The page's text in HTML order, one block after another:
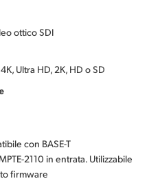
ottico SDI
Ultra HD, 2K, HD o SD
con BASE-T
2110 in entrata. Utilizzabile
firmware